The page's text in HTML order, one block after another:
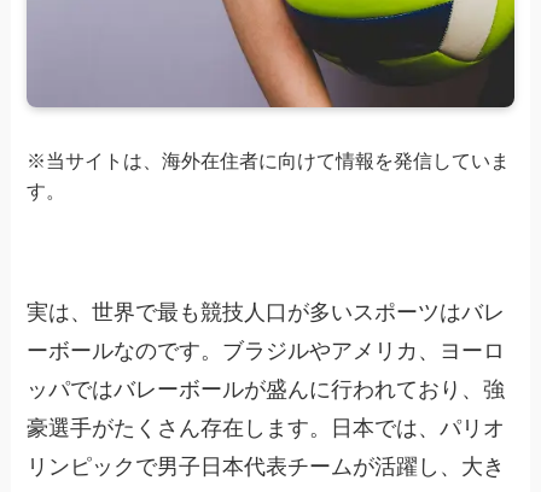
※当サイトは、海外在住者に向けて情報を発信していま
す。
実は、世界で最も競技人口が多いスポーツはバレ
ーボールなのです。ブラジルやアメリカ、ヨーロ
ッパではバレーボールが盛んに行われており、強
豪選手がたくさん存在します。日本では、パリオ
リンピックで男子日本代表チームが活躍し、大き